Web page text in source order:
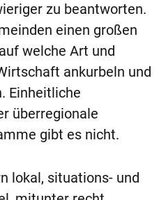
zu beantworten.
einen großen
welche Art und
ankurbeln und
Einheitliche
überregionale
gibt es nicht.
lokal, situations- und